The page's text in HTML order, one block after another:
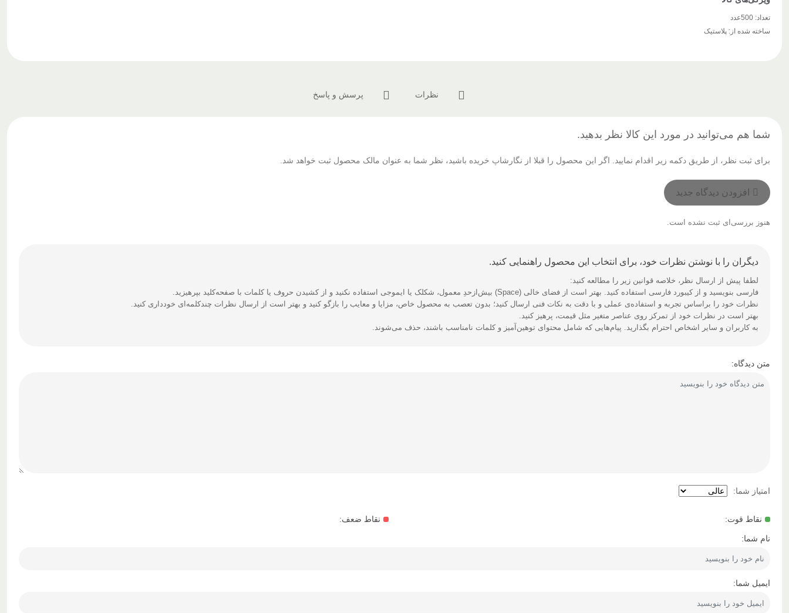
تعداد: 500عدد
ساخته شده از: پلاستیک
نظرات پرسش و پاسخ
شما هم می‌توانید در مورد این کالا نظر بدهید.
برای ثبت نظر، از طریق دکمه زیر اقدام نمایید. اگر این محصول را قبلا از نگارشاپ خریده باشید، نظر شما به عنوان مالک محصول ثبت خواهد شد.
افزودن دیدگاه جدید
هنوز بررسی‌ای ثبت نشده است.
دیگران را با نوشتن نظرات خود، برای انتخاب این محصول راهنمایی کنید.
لطفا پیش از ارسال نظر، خلاصه قوانین زیر را مطالعه کنید:
فارسی بنویسید و از کیبورد فارسی استفاده کنید. بهتر است از فضای خالی (Space) بیش‌از‌حدِ معمول، شکلک یا ایموجی استفاده نکنید و از کشیدن حروف یا کلمات با صفحه‌کلید بپرهیزید.
نظرات خود را براساس تجربه و استفاده‌ی عملی و با دقت به نکات فنی ارسال کنید؛ بدون تعصب به محصول خاص، مزایا و معایب را بازگو کنید و بهتر است از ارسال نظرات چندکلمه‌‌ای خودداری کنید.
بهتر است در نظرات خود از تمرکز روی عناصر متغیر مثل قیمت، پرهیز کنید.
به کاربران و سایر اشخاص احترام بگذارید. پیام‌هایی که شامل محتوای توهین‌آمیز و کلمات نامناسب باشند، حذف می‌شوند.
متن دیدگاه:
امتیاز شما:
نقاط قوت: نقاط ضعف:
نام شما:
ایمیل شما: